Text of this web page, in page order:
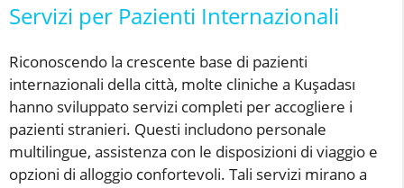
Servizi per Pazienti Internazionali
Riconoscendo la crescente base di pazienti
internazionali della città, molte cliniche a Kuşadası
hanno sviluppato servizi completi per accogliere i
pazienti stranieri. Questi includono personale
multilingue, assistenza con le disposizioni di viaggio e
opzioni di alloggio confortevoli. Tali servizi mirano a